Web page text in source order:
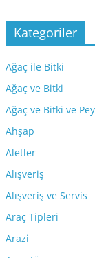
Kategoriler
Ağaç ile Bitki
Ağaç ve Bitki
Ağaç ve Bitki ve
Ahşap
Aletler
Alışveriş
Alışveriş ve Servis
Araç Tipleri
Arazi